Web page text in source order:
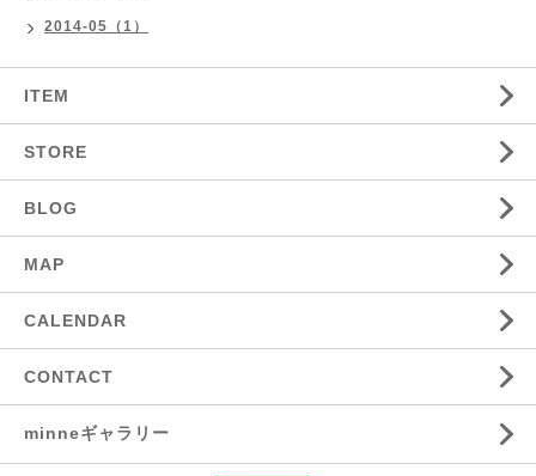
2014-05（1）
ITEM
STORE
BLOG
MAP
CALENDAR
CONTACT
minneギャラリー